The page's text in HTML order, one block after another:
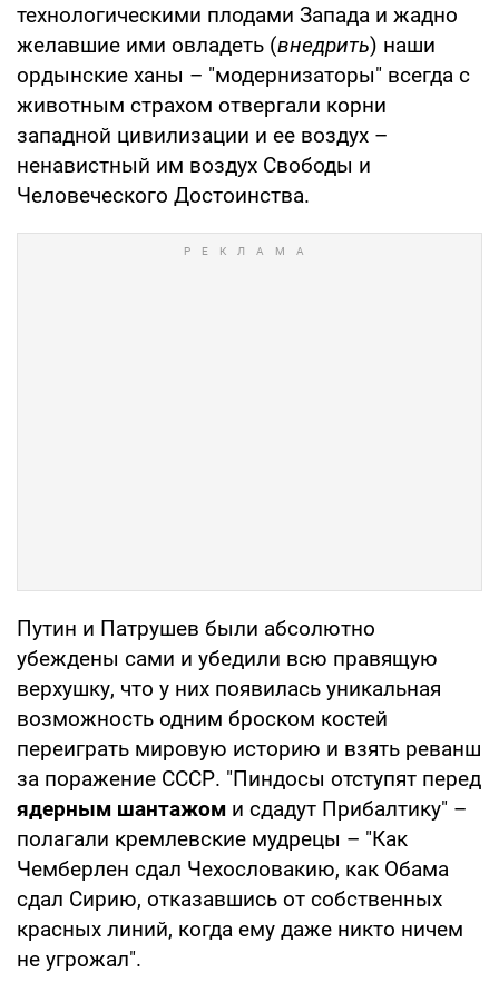
технологическими плодами Запада и жадно
желавшие ими овладеть (внедрить) наши
ордынские ханы – "модернизаторы" всегда с
животным страхом отвергали корни
западной цивилизации и ее воздух –
ненавистный им воздух Свободы и
Человеческого Достоинства.
Путин и Патрушев были абсолютно
убеждены сами и убедили всю правящую
верхушку, что у них появилась уникальная
возможность одним броском костей
переиграть мировую историю и взять реванш
за поражение СССР. "Пиндосы отступят перед
ядерным шантажом и сдадут Прибалтику" –
полагали кремлевские мудрецы – "Как
Чемберлен сдал Чехословакию, как Обама
сдал Сирию, отказавшись от собственных
красных линий, когда ему даже никто ничем
не угрожал".